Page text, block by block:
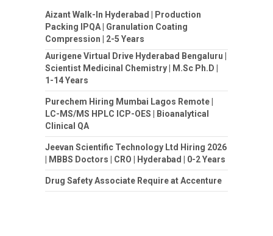
Aizant Walk-In Hyderabad | Production
Packing IPQA | Granulation Coating
Compression | 2-5 Years
Aurigene Virtual Drive Hyderabad Bengaluru |
Scientist Medicinal Chemistry | M.Sc Ph.D |
1-14 Years
Purechem Hiring Mumbai Lagos Remote |
LC-MS/MS HPLC ICP-OES | Bioanalytical
Clinical QA
Jeevan Scientific Technology Ltd Hiring 2026
| MBBS Doctors | CRO | Hyderabad | 0-2 Years
Drug Safety Associate Require at Accenture